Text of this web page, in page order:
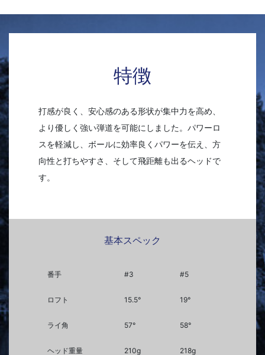
特徴
打感が良く、安心感のある形状が集中力を高め、
より優しく強い弾道を可能にしました。パワーロ
スを軽減し、ボールに効率良くパワーを伝え、方
向性と打ちやすさ、そして飛距離も出るヘッドで
す。
基本スペック
番手 #3 #5
ロフト 15.5° 19°
ライ角 57° 58°
ヘッド重量 210g 218g